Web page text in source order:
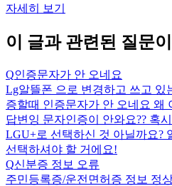
자세히 보기
이 글과 관련된 질문
Q인증문자가 안 오네요
Lg알뜰폰 으로 변경하고 쓰고 있
증할때 인증문자가 안 오네요 왜
답변 잉 문자인증이 안와요?? 혹
LGU+로 선택하신 것 아닐까요?
선택하셔야 할 거에요!
Q신분증 정보 오류
주민등록증/운전면허증 정보 정